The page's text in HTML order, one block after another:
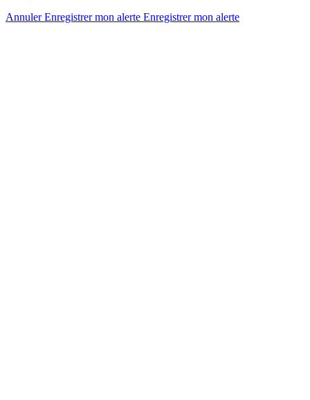
AnnulerEnregistrer mon alerte Enregistrermon alerte